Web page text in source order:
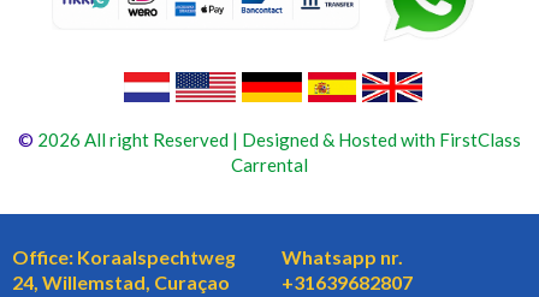
© 2026 All right Reserved | Designed & Hosted with FirstClass
Carrental
Office: Koraalspechtweg
24, Willemstad, Curaçao
Whatsapp nr.
+31639682807